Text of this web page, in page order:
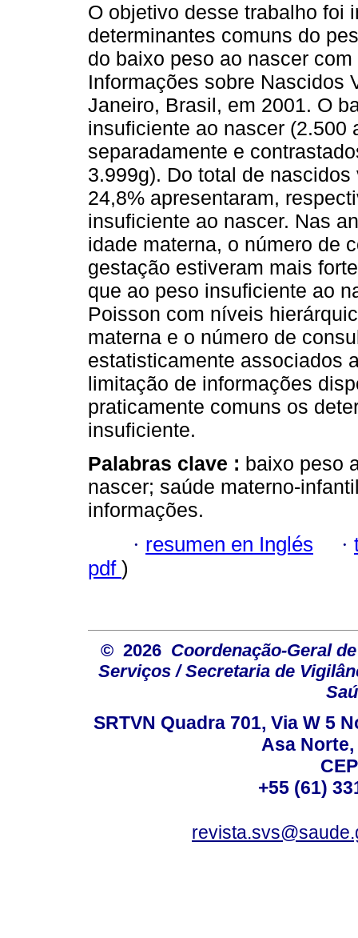
O objetivo desse trabalho foi
determinantes comuns do
do baixo peso ao nascer
Informações sobre Nascidos
Janeiro, Brasil, em 2001. O
insuficiente ao nascer (2.500
separadamente e
3.999g). Do total de
24,8% apresentaram,
insuficiente ao nascer. Nas
idade materna, o número de
gestação estiveram mais
que ao peso insuficiente ao
Poisson com níveis
materna e o número de
estatisticamente associados
limitação de informações
praticamente comuns os
insuficiente.
Palabras clave : baixo peso
nascer; saúde materno-
informações.
· resumen en Inglés ·
pdf )
© 2026 Coordenação-Geral
Serviços / Secretaria de
SRTVN Quadra 701, Via W 5
Asa
+55 (61)